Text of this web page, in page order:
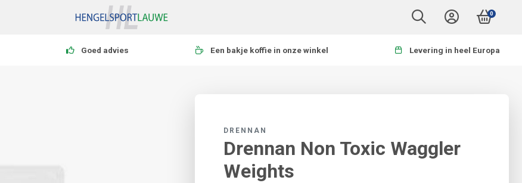
0
Goed advies Een bakje koffie in onze winkel Levering in heel Europa
DRENNAN
Drennan Non Toxic Waggler
Weights